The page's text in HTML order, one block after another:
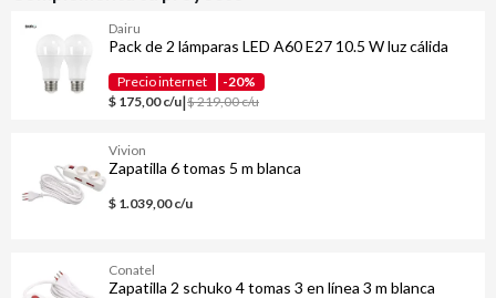
Dairu
Pack de 2 lámparas LED A60 E27 10.5 W luz cálida
Precio internet
-20%
$ 175,00 c/u|$ 219,00 c/u
Vivion
Zapatilla 6 tomas 5 m blanca
$ 1.039,00 c/u
Conatel
Zapatilla 2 schuko 4 tomas 3 en línea 3 m blanca